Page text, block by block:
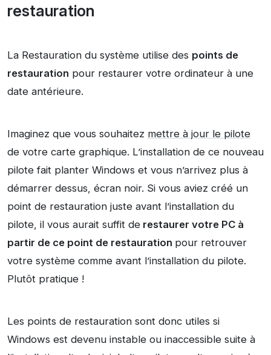
restauration
La Restauration du système utilise des points de
restauration pour restaurer votre ordinateur à une
date antérieure.
Imaginez que vous souhaitez mettre à jour le pilote
de votre carte graphique. L’installation de ce nouveau
pilote fait planter Windows et vous n’arrivez plus à
démarrer dessus, écran noir. Si vous aviez créé un
point de restauration juste avant l’installation du
pilote, il vous aurait suffit de restaurer votre PC à
partir de ce point de restauration pour retrouver
votre système comme avant l’installation du pilote.
Plutôt pratique !
Les points de restauration sont donc utiles si
Windows est devenu instable ou inaccessible suite à